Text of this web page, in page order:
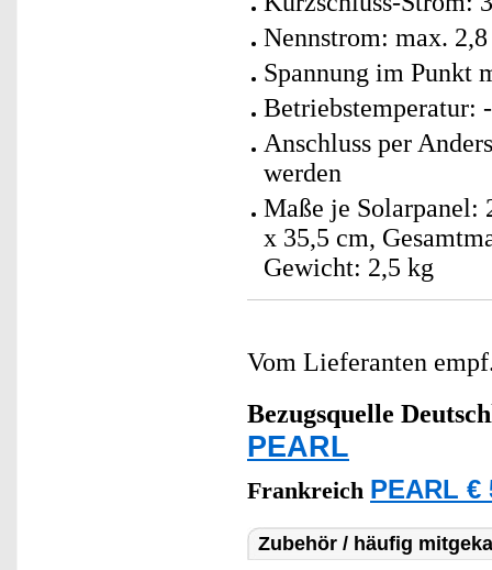
Nennstrom: max.
Spannung im Punkt
Betriebstemperatur:
Anschluss per
werden
Maße je Solarpanel:
x 35,5 cm,
Gewicht: 2,5 kg
Vom Lieferanten
Bezugsquelle
PEARL
Frankreich PEARL €
Zubehör / häufig